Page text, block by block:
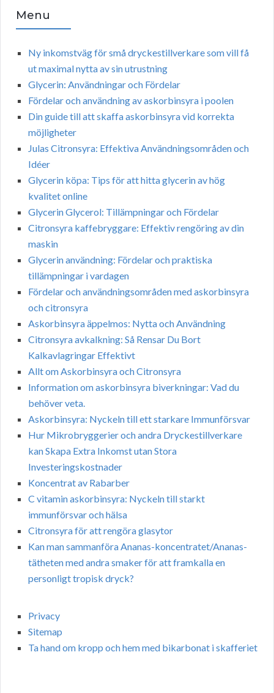
Menu
Ny inkomstväg för små dryckestillverkare som vill få
ut maximal nytta av sin utrustning
Glycerin: Användningar och Fördelar
Fördelar och användning av askorbinsyra i poolen
Din guide till att skaffa askorbinsyra vid korrekta
möjligheter
Julas Citronsyra: Effektiva Användningsområden och
Idéer
Glycerin köpa: Tips för att hitta glycerin av hög
kvalitet online
Glycerin Glycerol: Tillämpningar och Fördelar
Citronsyra kaffebryggare: Effektiv rengöring av din
maskin
Glycerin användning: Fördelar och praktiska
tillämpningar i vardagen
Fördelar och användningsområden med askorbinsyra
och citronsyra
Askorbinsyra äppelmos: Nytta och Användning
Citronsyra avkalkning: Så Rensar Du Bort
Kalkavlagringar Effektivt
Allt om Askorbinsyra och Citronsyra
Information om askorbinsyra biverkningar: Vad du
behöver veta.
Askorbinsyra: Nyckeln till ett starkare Immunförsvar
Hur Mikrobryggerier och andra Dryckestillverkare
kan Skapa Extra Inkomst utan Stora
Investeringskostnader
Koncentrat av Rabarber
C vitamin askorbinsyra: Nyckeln till starkt
immunförsvar och hälsa
Citronsyra för att rengöra glasytor
Kan man sammanföra Ananas-koncentratet/Ananas-
tätheten med andra smaker för att framkalla en
personligt tropisk dryck?
Privacy
Sitemap
Ta hand om kropp och hem med bikarbonat i skafferiet